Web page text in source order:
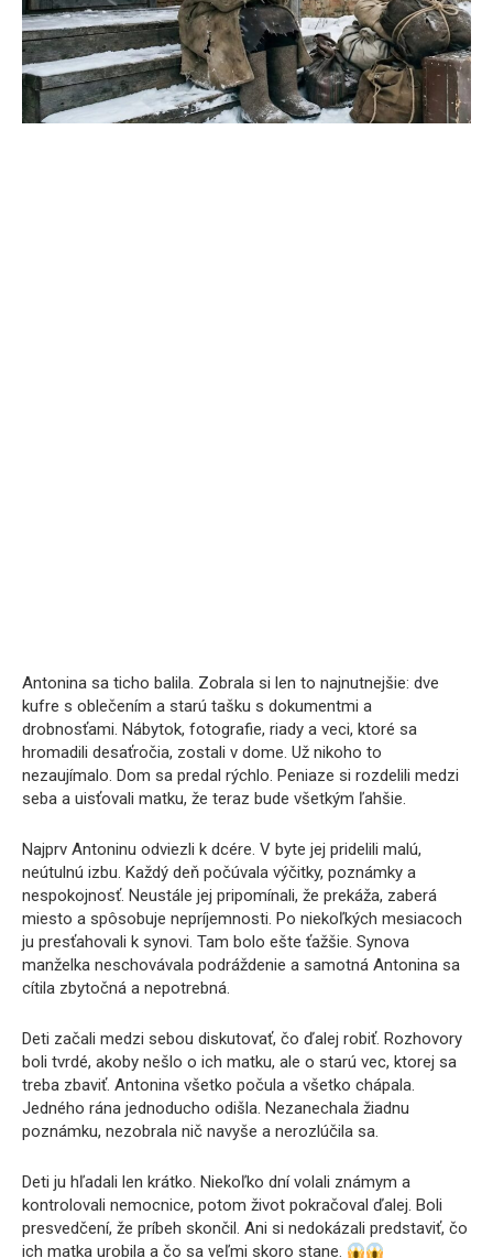
Antonina sa ticho balila. Zobrala si len to najnutnejšie: dve
kufre s oblečením a starú tašku s dokumentmi a
drobnosťami. Nábytok, fotografie, riady a veci, ktoré sa
hromadili desaťročia, zostali v dome. Už nikoho to
nezaujímalo. Dom sa predal rýchlo. Peniaze si rozdelili medzi
seba a uisťovali matku, že teraz bude všetkým ľahšie.
Najprv Antoninu odviezli k dcére. V byte jej pridelili malú,
neútulnú izbu. Každý deň počúvala výčitky, poznámky a
nespokojnosť. Neustále jej pripomínali, že prekáža, zaberá
miesto a spôsobuje nepríjemnosti. Po niekoľkých mesiacoch
ju presťahovali k synovi. Tam bolo ešte ťažšie. Synova
manželka neschovávala podráždenie a samotná Antonina sa
cítila zbytočná a nepotrebná.
Deti začali medzi sebou diskutovať, čo ďalej robiť. Rozhovory
boli tvrdé, akoby nešlo o ich matku, ale o starú vec, ktorej sa
treba zbaviť. Antonina všetko počula a všetko chápala.
Jedného rána jednoducho odišla. Nezanechala žiadnu
poznámku, nezobrala nič navyše a nerozlúčila sa.
Deti ju hľadali len krátko. Niekoľko dní volali známym a
kontrolovali nemocnice, potom život pokračoval ďalej. Boli
presvedčení, že príbeh skončil. Ani si nedokázali predstaviť, čo
ich matka urobila a čo sa veľmi skoro stane.